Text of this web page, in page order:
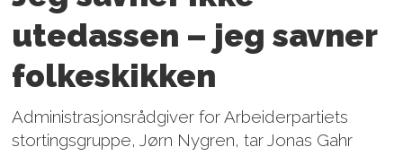
utedassen – jeg savner
folkeskikken
Administrasjonsrådgiver for Arbeiderpartiets
stortingsgruppe, Jørn Nygren, tar Jonas Gahr